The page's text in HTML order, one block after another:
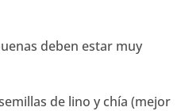
deben estar muy
de lino y chía (mejor